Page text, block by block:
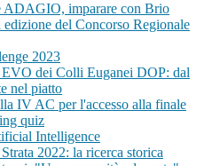
ADAGIO, imparare con Brio
del Concorso Regionale
2023
dei Colli Euganei DOP: dal
nel piatto
IV AC per l'accesso alla finale
quiz
Intelligence
2022: la ricerca storica